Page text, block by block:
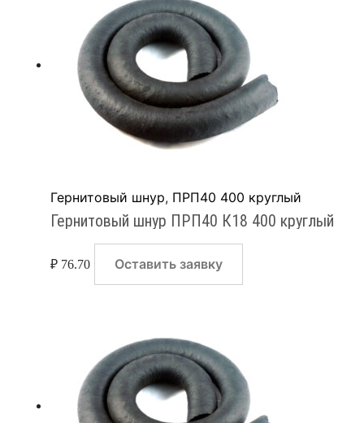
Гернитовый шнур, ПРП40 400 круглый
Гернитовый шнур ПРП40 К18 400 круглый
₽ 76.70 Оставить заявку